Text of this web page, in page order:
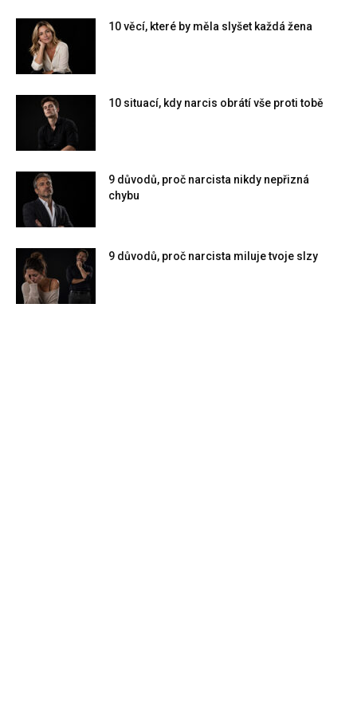
10 věcí, které by měla slyšet každá žena
10 situací, kdy narcis obrátí vše proti tobě
9 důvodů, proč narcista nikdy nepřizná
chybu
9 důvodů, proč narcista miluje tvoje slzy